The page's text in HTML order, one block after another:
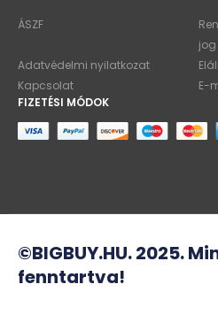
ÁSZF
jog
Adatvédelmi nyilatkozat
Kapcsolat
E-
FIZETÉSI MÓDOK
©BIGBUY.HU. 2025.
fenntartva!